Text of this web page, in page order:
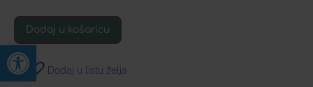
Open toolbar
Dodaj u košaricu
Dodaj u listu želja